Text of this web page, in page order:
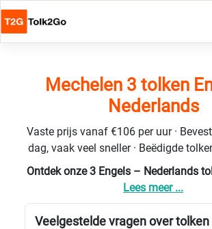
Mechelen 3 tolken
Nederlands
Vaste prijs vanaf €106 per uur ·
dag, vaak veel sneller · Beëdigde
Ontdek onze 3 Engels – Nederlands
Lees meer ...
Veelgestelde vragen over tolken